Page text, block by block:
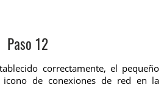
Paso 12
correctamente, el pequeño
icono de conexiones de red en la